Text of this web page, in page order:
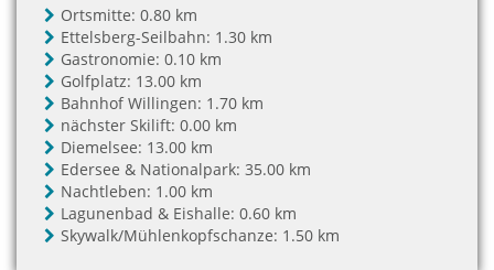
Ortsmitte: 0.80 km
Ettelsberg-Seilbahn: 1.30 km
Gastronomie: 0.10 km
Golfplatz: 13.00 km
Bahnhof Willingen: 1.70 km
nächster Skilift: 0.00 km
Diemelsee: 13.00 km
Edersee & Nationalpark: 35.00 km
Nachtleben: 1.00 km
Lagunenbad & Eishalle: 0.60 km
Skywalk/Mühlenkopfschanze: 1.50 km